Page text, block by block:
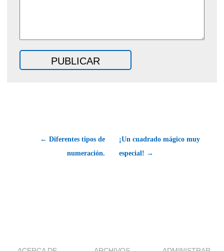
← Diferentes tipos de
numeración.
¡Un cuadrado mágico muy
especial! →